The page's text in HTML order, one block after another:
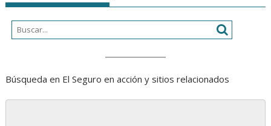
Búsqueda en El Seguro en acción y sitios relacionados